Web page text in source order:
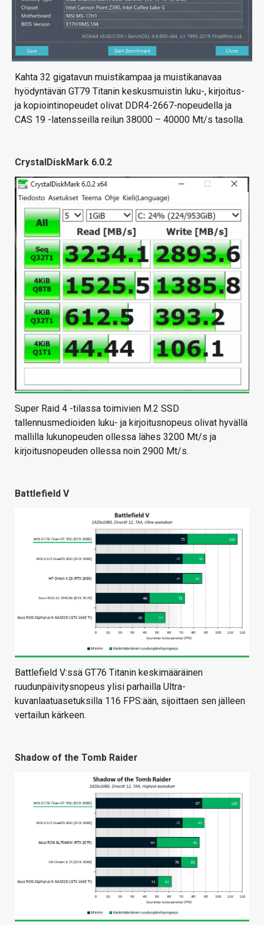
Kahta 32 gigatavun muistikampaa ja muistikanavaa
hyödyntävän GT79 Titanin keskusmuistin luku-, kirjoitus-
ja kopiointinopeudet olivat DDR4-2667-nopeudella ja
CAS 19 -latensseilla reilun 38000 – 40000 Mt/s tasolla.
CrystalDiskMark 6.0.2
Super Raid 4 -tilassa toimivien M.2 SSD
tallennusmedioiden luku- ja kirjoitusnopeus olivat hyvällä
mallilla lukunopeuden ollessa lähes 3200 Mt/s ja
kirjoitusnopeuden ollessa noin 2900 Mt/s.
Battlefield V
Battlefield V:ssä GT76 Titanin keskimääräinen
ruudunpäivitysnopeus ylisi parhailla Ultra-
kuvanlaatuasetuksilla 116 FPS:ään, sijoittaen sen jälleen
vertailun kärkeen.
Shadow of the Tomb Raider